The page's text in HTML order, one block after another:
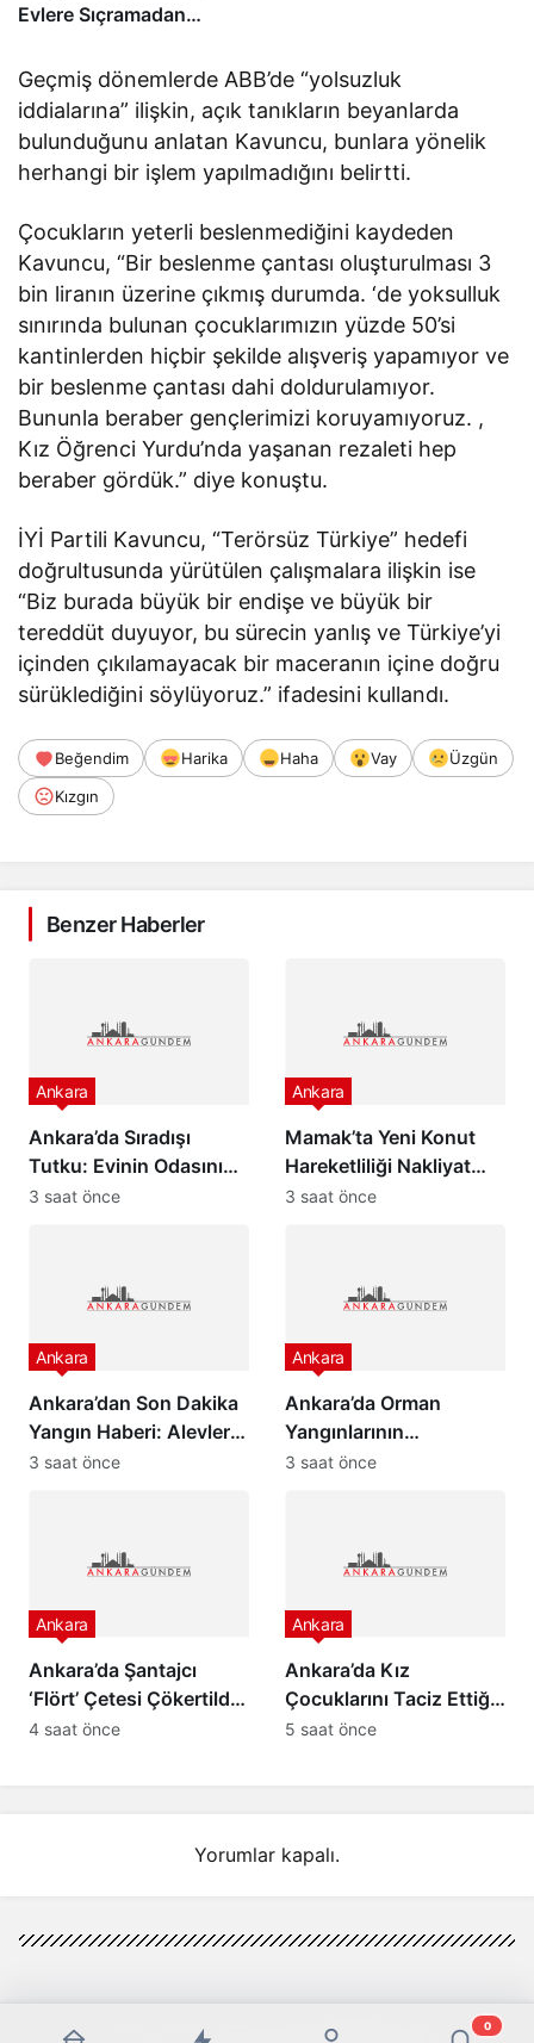
Evlere Sıçramadan…
Geçmiş dönemlerde ABB’de “yolsuzluk
iddialarına” ilişkin, açık tanıkların beyanlarda
bulunduğunu anlatan Kavuncu, bunlara yönelik
herhangi bir işlem yapılmadığını belirtti.
Çocukların yeterli beslenmediğini kaydeden
Kavuncu, “Bir beslenme çantası oluşturulması 3
bin liranın üzerine çıkmış durumda. ‘de yoksulluk
sınırında bulunan çocuklarımızın yüzde 50’si
kantinlerden hiçbir şekilde alışveriş yapamıyor ve
bir beslenme çantası dahi doldurulamıyor.
Bununla beraber gençlerimizi koruyamıyoruz. ,
Kız Öğrenci Yurdu’nda yaşanan rezaleti hep
beraber gördük.” diye konuştu.
İYİ Partili Kavuncu, “Terörsüz Türkiye” hedefi
doğrultusunda yürütülen çalışmalara ilişkin ise
“Biz burada büyük bir endişe ve büyük bir
tereddüt duyuyor, bu sürecin yanlış ve Türkiye’yi
içinden çıkılamayacak bir maceranın içine doğru
sürüklediğini söylüyoruz.” ifadesini kullandı.
Beğendim Harika Haha Vay
Üzgün
Kızgın
Benzer Haberler
Ankara’da Sıradışı
Tutku: Evinin Odasını
Müze Yaptı, Gören
Ankara
3 saat önce
Mamak’ta Yeni Konut
Hareketliliği Nakliyat
Sektörünü Canlandırdı
Ankara
3 saat önce
Ankara’dan Son Dakika
Yangın Haberi: Alevler
Evlere Sıçramadan…
Ankara
3 saat önce
Ankara’da Orman
Yangınlarının
Önlenmesine Yönelik
Ankara
3 saat önce
Ankara’da Şantajcı
‘Flört’ Çetesi Çökertildi:
9 Gözaltı
Ankara
4 saat önce
Ankara’da Kız
Çocuklarını Taciz Ettiği
İddiasıyla Yaşlı Adamı
Ankara
5 saat önce
Yorumlar kapalı.
0